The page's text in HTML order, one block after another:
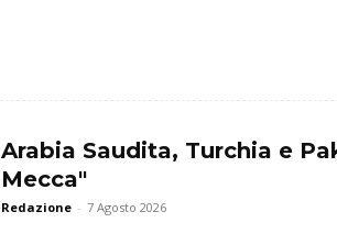
Arabia Saudita, Turchia e
Mecca"
Redazione - 7 Agosto 2026